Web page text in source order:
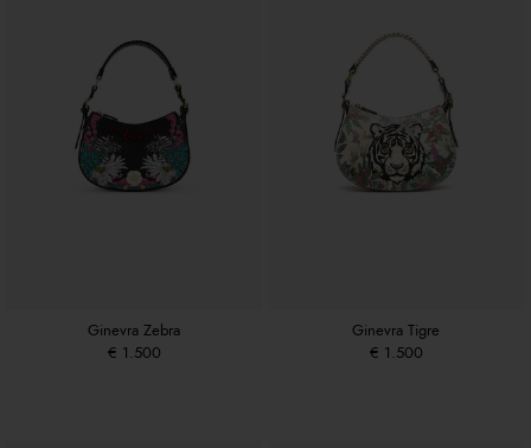
Ginevra Zebra
€ 1.500
Ginevra Tigre
€ 1.500